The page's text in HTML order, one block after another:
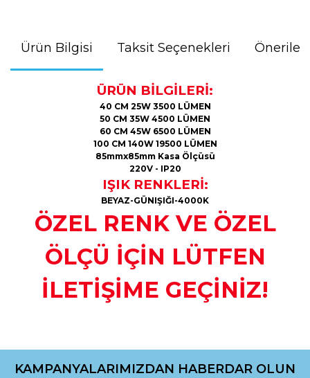
Ürün Bilgisi Taksit Seçenekleri
ÜRÜN BİLGİLERİ:
40 CM 25W 3500 LÜMEN
50 CM 35W 4500 LÜMEN
60 CM 45W 6500 LÜMEN
100 CM 140W 19500 LÜMEN
85mmx85mm Kasa Ölçüsü
220V - IP20
IŞIK RENKLERİ:
BEYAZ-GÜNIŞIĞI-4000K
ÖZEL RENK VE ÖZEL
ÖLÇÜ İÇİN LÜTFEN
İLETİŞİME GEÇİNİZ!
konularda yetersiz gördüğünüz noktaları öneri formunu
Görüş ve önerileriniz için teşekkür ederiz.
KAMPANYALARIMIZDAN HABERDAR OLUN